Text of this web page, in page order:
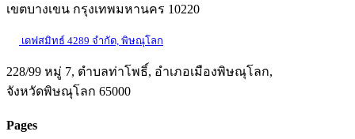
เขตบางเขน กรุงเทพมหานคร 10220
เดฟสมิทธ์ 4289 จำกัด, พิษณุโลก
228/99 หมู่ 7, ตำบลท่าโพธิ์, อำเภอเมืองพิษณุโลก,
จังหวัดพิษณุโลก 65000
Pages